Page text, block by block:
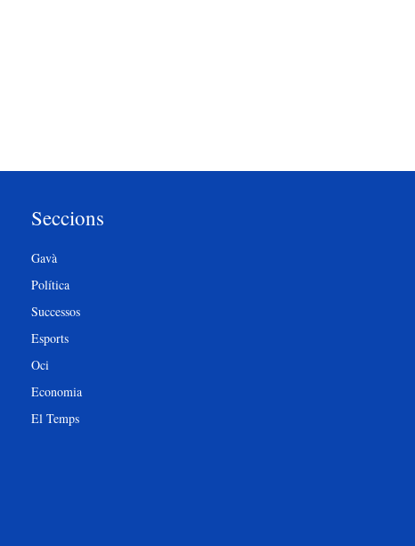
Seccions
Gavà
Política
Successos
Esports
Oci
Economia
El Temps